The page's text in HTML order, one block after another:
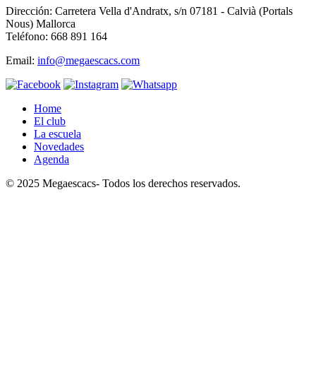
Dirección: Carretera Vella d'Andratx, s/n 07181 - Calvià (Portals
Nous) Mallorca
Teléfono: 668 891 164
Email: info@megaescacs.com
Home
El club
La escuela
Novedades
Agenda
© 2025 Megaescacs- Todos los derechos reservados.